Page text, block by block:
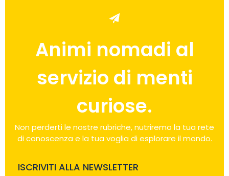
Animi nomadi al
servizio di menti
curiose.
Non perderti le nostre rubriche, nutriremo la tua rete
di conoscenza e la tua voglia di esplorare il mondo.
ISCRIVITI ALLA NEWSLETTER